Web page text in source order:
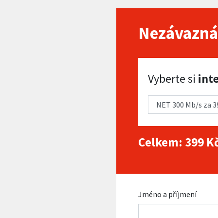
Vyberte si internet
Vyberte si
Celkem: 399
Jméno a příjmení